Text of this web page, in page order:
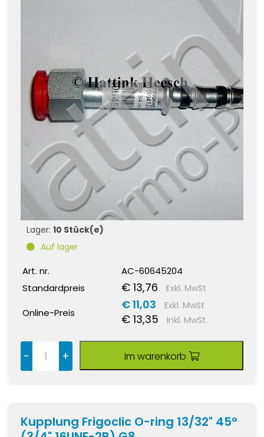
Lager: 10 Stück(e)
Auf lager
Art. nr.
AC-60645204
Standardpreis
€ 13,76 Exkl. MwSt
Online-Preis
€ 11,03 Exkl. MwSt
€ 13,35 Inkl. MwSt.
- + Im warenkorb
Kupplung Frigoclic O-ring 13/32" 45°